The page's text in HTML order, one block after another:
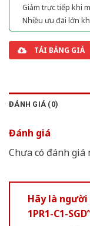
Giảm trực tiếp khi
Nhiều ưu đãi lớn
TẢI BẢNG GIÁ
ĐÁNH GIÁ (0)
Đánh giá
Chưa có đánh giá
Hãy là người
1PR1-C1-